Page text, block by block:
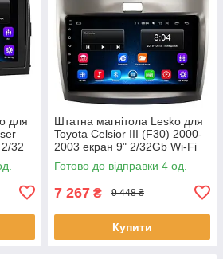
для
32
Штатна магнітола Lesko для
Toyota Celsior III (F30) 2000-
2003 екран 9" 2/32Gb Wi-Fi
GPS Base Цельсіор 4 шт.
Готово до відправки 4 од.
7 267 ₴ 9 448 ₴
Купити